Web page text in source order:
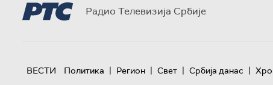
Радио Телевизија Србије
ВЕСТИ Политика | Регион | Свет | Србија данас |